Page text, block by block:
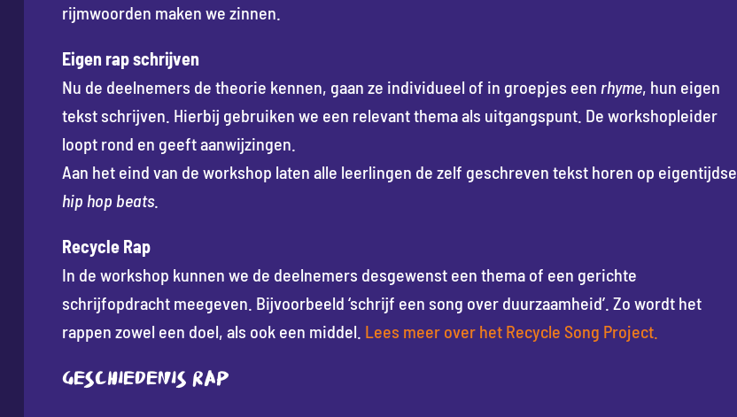
rijmwoorden maken we zinnen.
Eigen rap schrijven
Nu de deelnemers de theorie kennen, gaan ze individueel of in groepjes een rhyme, hun eigen
tekst schrijven. Hierbij gebruiken we een relevant thema als uitgangspunt. De workshopleider
loopt rond en geeft aanwijzingen.
Aan het eind van de workshop laten alle leerlingen de zelf geschreven tekst horen op eigentijdse
hip hop beats.
Recycle Rap
In de workshop kunnen we de deelnemers desgewenst een thema of een gerichte
schrijfopdracht meegeven. Bijvoorbeeld ‘schrijf een song over duurzaamheid’. Zo wordt het
rappen zowel een doel, als ook een middel. Lees meer over het Recycle Song Project.
Geschiedenis Rap